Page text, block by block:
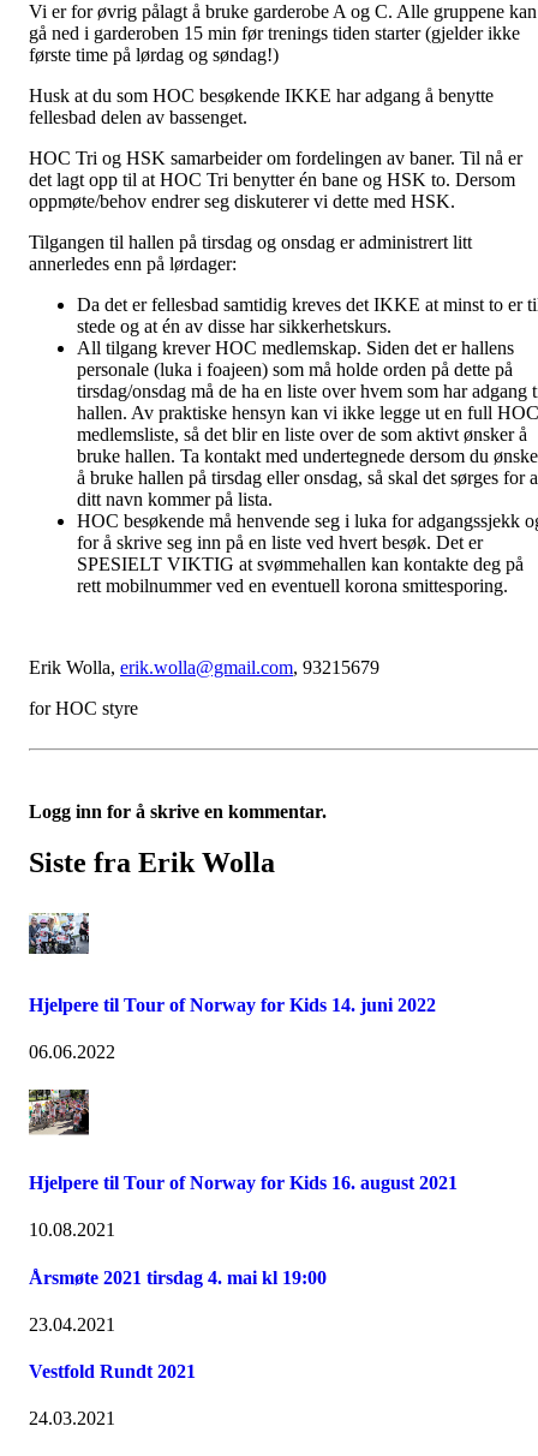
Vi er for øvrig pålagt å bruke garderobe A og C. Alle gruppene kan
gå ned i garderoben 15 min før trenings tiden starter (gjelder ikke
første time på lørdag og søndag!)
Husk at du som HOC besøkende IKKE har adgang å benytte
fellesbad delen av bassenget.
HOC Tri og HSK samarbeider om fordelingen av baner. Til nå er
det lagt opp til at HOC Tri benytter én bane og HSK to. Dersom
oppmøte/behov endrer seg diskuterer vi dette med HSK.
Tilgangen til hallen på tirsdag og onsdag er administrert litt
annerledes enn på lørdager:
Da det er fellesbad samtidig kreves det IKKE at minst to er
stede og at én av disse har sikkerhetskurs.
All tilgang krever HOC medlemskap. Siden det er hallens
personale (luka i foajeen) som må holde orden på dette på
tirsdag/onsdag må de ha en liste over hvem som har adgang
hallen. Av praktiske hensyn kan vi ikke legge ut en full HOC
medlemsliste, så det blir en liste over de som aktivt ønsker å
bruke hallen. Ta kontakt med undertegnede dersom du
å bruke hallen på tirsdag eller onsdag, så skal det sørges for
ditt navn kommer på lista.
HOC besøkende må henvende seg i luka for adgangssjekk
for å skrive seg inn på en liste ved hvert besøk. Det er
SPESIELT VIKTIG at svømmehallen kan kontakte deg på
rett mobilnummer ved en eventuell korona smittesporing.
Erik Wolla, erik.wolla@gmail.com, 93215679
for HOC styre
Logg inn for å skrive en kommentar.
Siste fra Erik Wolla
Hjelpere til Tour of Norway for Kids 14. juni 2022
06.06.2022
Hjelpere til Tour of Norway for Kids 16. august 2021
10.08.2021
Årsmøte 2021 tirsdag 4. mai kl 19:00
23.04.2021
Vestfold Rundt 2021
24.03.2021